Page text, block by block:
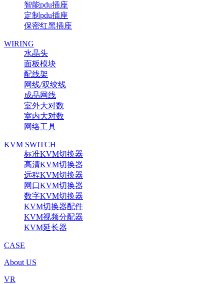
智能pdu插座
定制pdu插座
保密红黑插座
WIRING
水晶头
面板模块
配线架
网线/双绞线
成品网线
室外大对数
室内大对数
网络工具
KVM SWITCH
标准KVM切换器
高清KVM切换器
远程KVM切换器
网口KVM切换器
数字KVM切换器
KVM切换器配件
KVM视频分配器
KVM延长器
CASE
About US
VR